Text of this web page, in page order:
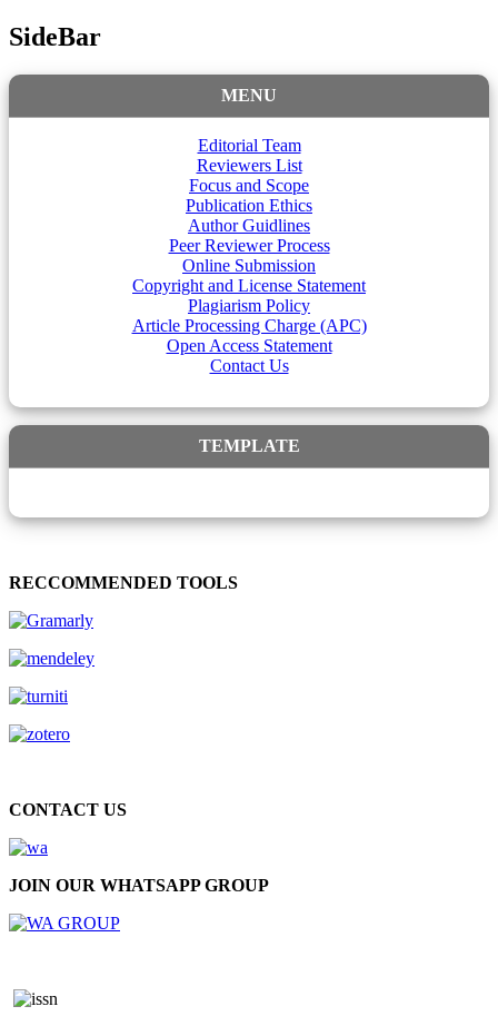
SideBar
MENU
Editorial Team
Reviewers List
Focus and Scope
Publication Ethics
Author Guidlines
Peer Reviewer Process
Online Submission
Copyright and License Statement
Plagiarism Policy
Article Processing Charge (APC)
Open Access Statement
Contact Us
TEMPLATE
RECCOMMENDED TOOLS
CONTACT US
JOIN OUR WHATSAPP GROUP